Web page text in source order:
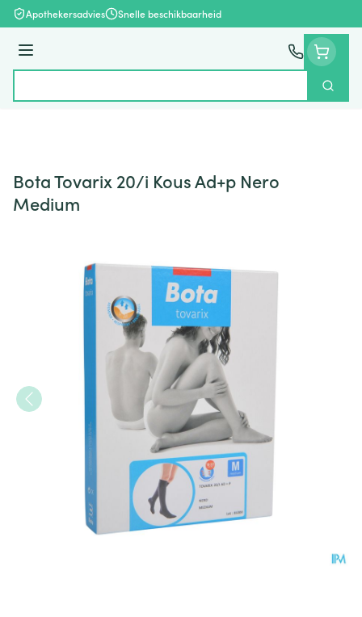
Ga naar de inhoud
Apothekersadvies Snelle beschikbaarheid
Menu
Zoek
Bota Tovarix 20/i Kous Ad+p Nero
Medium